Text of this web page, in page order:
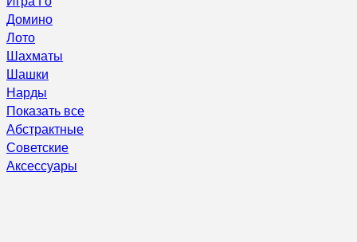
Домино
Лото
Шахматы
Шашки
Нарды
Показать все
Абстрактные
Советские
Аксессуары